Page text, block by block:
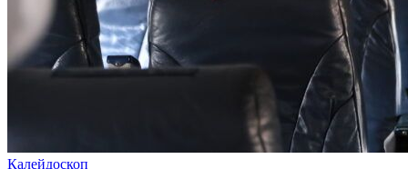
Калейдоскоп